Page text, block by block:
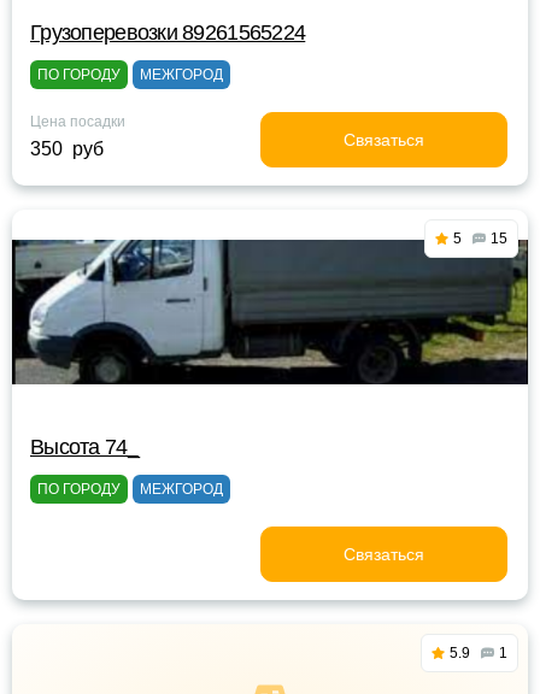
Грузоперевозки 89261565224
ПО ГОРОДУ МЕЖГОРОД
Цена посадки
350 руб Связаться
5 15
Высота 74_
ПО ГОРОДУ МЕЖГОРОД
Связаться
5.9 1